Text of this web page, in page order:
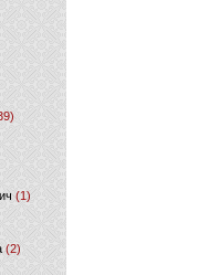
(1)
(2)